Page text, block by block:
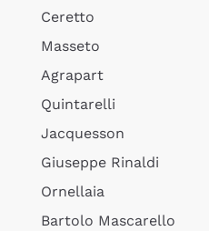
Ceretto
Masseto
Agrapart
Quintarelli
Jacquesson
Giuseppe Rinaldi
Ornellaia
Bartolo Mascarello